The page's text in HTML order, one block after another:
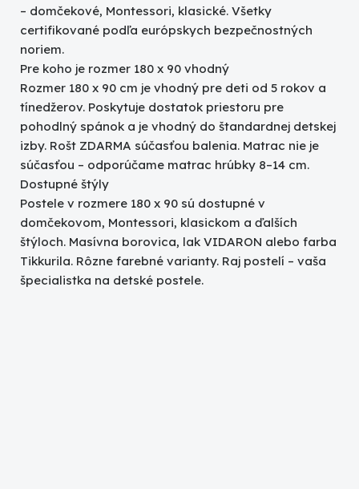
– domčekové, Montessori, klasické. Všetky
certifikované podľa európskych bezpečnostných
noriem.
Pre koho je rozmer 180 x 90 vhodný
Rozmer 180 x 90 cm je vhodný pre deti od 5 rokov a
tínedžerov. Poskytuje dostatok priestoru pre
pohodlný spánok a je vhodný do štandardnej detskej
izby. Rošt ZDARMA súčasťou balenia. Matrac nie je
súčasťou – odporúčame matrac hrúbky 8–14 cm.
Dostupné štýly
Postele v rozmere 180 x 90 sú dostupné v
domčekovom, Montessori, klasickom a ďalších
štýloch. Masívna borovica, lak VIDARON alebo farba
Tikkurila. Rôzne farebné varianty. Raj postelí – vaša
špecialistka na detské postele.